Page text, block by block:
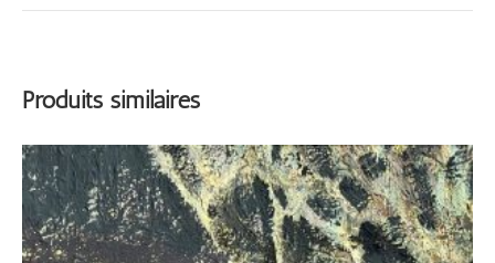
Produits similaires